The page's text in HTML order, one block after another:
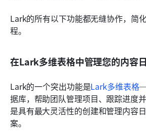
Lark的所有以下功能都无缝协作，简
程。
在Lark多维表格中管理您的内容
Lark的一个突出功能是Lark多维表格
据库，帮助团队管理项目、跟踪进度
是具有最大灵活性的创建和管理内容
案。